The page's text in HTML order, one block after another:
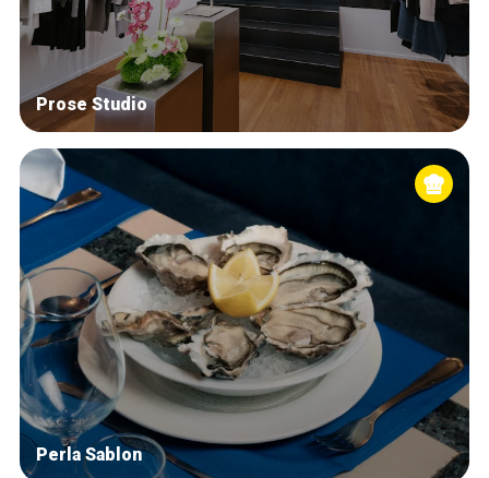
Prose Studio
Perla Sablon